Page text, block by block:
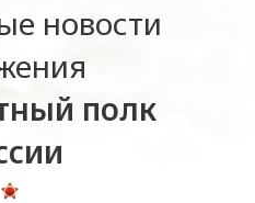
новости
полк